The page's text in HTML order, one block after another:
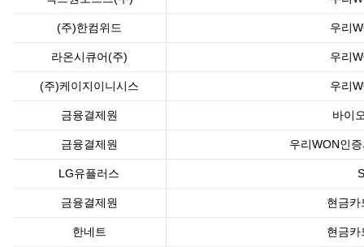
(주)한컴위드 우리
라온시큐어(주) 우리
(주)케이지이니시스 우리
금융결제원 바이
금융결제원 우리WON인
LG유플러스
금융결제원 현금카
한네트 현금카